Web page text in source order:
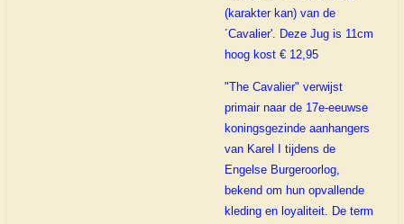
(karakter kan) van de
´Cavalier'. Deze Jug is 11cm
hoog kost € 12,95
"The Cavalier" verwijst
primair naar de 17e-eeuwse
koningsgezinde aanhangers
van Karel I tijdens de
Engelse Burgeroorlog,
bekend om hun opvallende
kleding en loyaliteit. De term